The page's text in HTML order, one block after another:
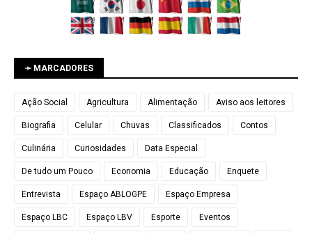
➛ MARCADORES
Ação Social Agricultura Alimentação Aviso aos leitores
Biografia Celular Chuvas Classificados Contos
Culinária Curiosidades Data Especial
De tudo um Pouco Economia Educação Enquete
Entrevista Espaço ABLOGPE Espaço Empresa
Espaço LBC Espaço LBV Esporte Eventos